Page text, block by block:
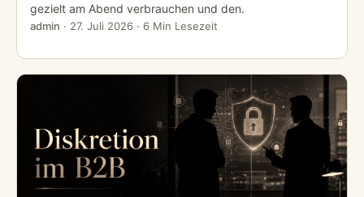
ALLGEMEIN
Architekturlegende wurde
Die Nissenhütte entstand 1916 aus logistischer Not:
Rundbogen aus Wellblech, Bausatz für einen Lastwagen,
Aufbau in vier Stunden.
admin ·31. Juli 2026· 11 Min Lesezeit